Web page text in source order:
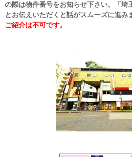
の際は物件番号をお知らせ下さい。「埼
とお伝えいただくと話がスムーズに進み
ご紹介は不可です。